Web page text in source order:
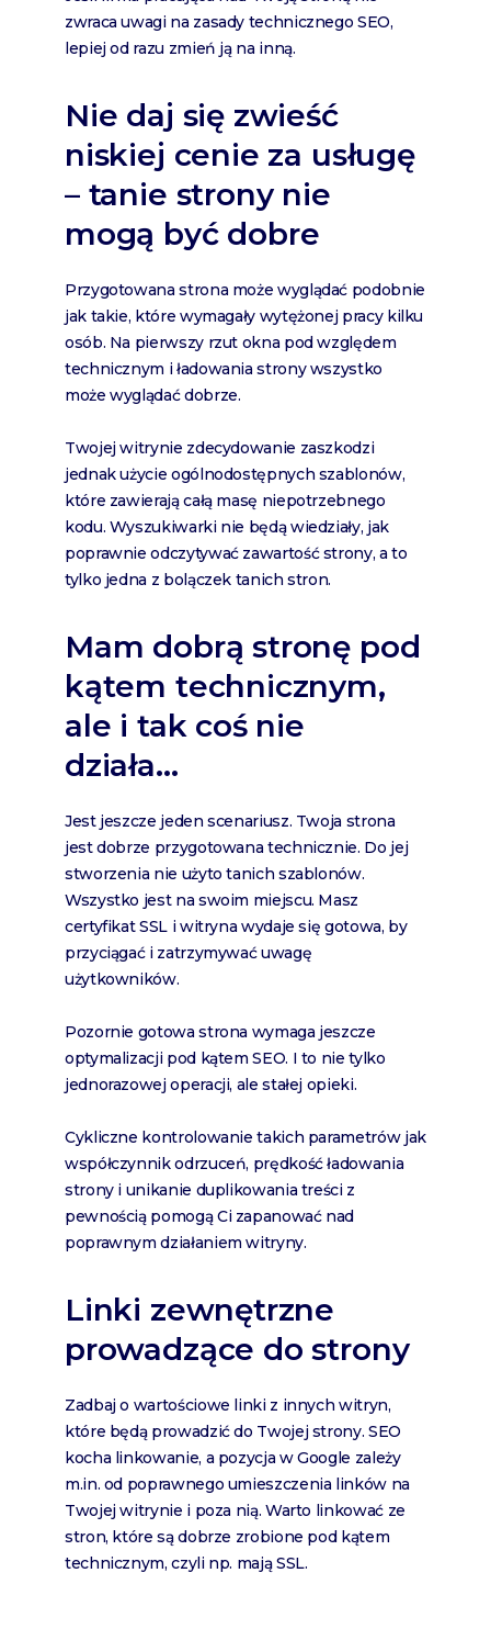
zwraca uwagi na zasady technicznego SEO,
lepiej od razu zmień ją na inną.
Nie daj się zwieść
niskiej cenie za usługę
– tanie strony nie
mogą być dobre
Przygotowana strona może wyglądać podobnie
jak takie, które wymagały wytężonej pracy kilku
osób. Na pierwszy rzut okna pod względem
technicznym i ładowania strony wszystko
może wyglądać dobrze.
Twojej witrynie zdecydowanie zaszkodzi
jednak użycie ogólnodostępnych szablonów,
które zawierają całą masę niepotrzebnego
kodu. Wyszukiwarki nie będą wiedziały, jak
poprawnie odczytywać zawartość strony, a to
tylko jedna z bolączek tanich stron.
Mam dobrą stronę pod
kątem technicznym,
ale i tak coś nie
działa…
Jest jeszcze jeden scenariusz. Twoja strona
jest dobrze przygotowana technicznie. Do jej
stworzenia nie użyto tanich szablonów.
Wszystko jest na swoim miejscu. Masz
certyfikat SSL i witryna wydaje się gotowa, by
przyciągać i zatrzymywać uwagę
użytkowników.
Pozornie gotowa strona wymaga jeszcze
optymalizacji pod kątem SEO. I to nie tylko
jednorazowej operacji, ale stałej opieki.
Cykliczne kontrolowanie takich parametrów jak
współczynnik odrzuceń, prędkość ładowania
strony i unikanie duplikowania treści z
pewnością pomogą Ci zapanować nad
poprawnym działaniem witryny.
Linki zewnętrzne
prowadzące do strony
Zadbaj o wartościowe linki z innych witryn,
które będą prowadzić do Twojej strony. SEO
kocha linkowanie, a pozycja w Google zależy
m.in. od poprawnego umieszczenia linków na
Twojej witrynie i poza nią. Warto linkować ze
stron, które są dobrze zrobione pod kątem
technicznym, czyli np. mają SSL.